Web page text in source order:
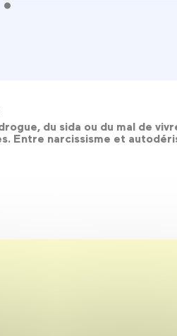
du sida ou du mal de
Entre narcissisme et